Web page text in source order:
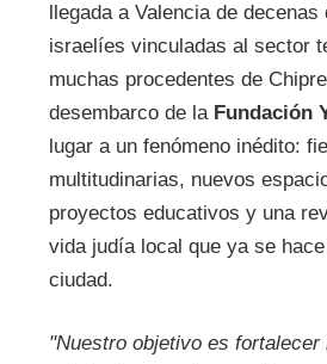
llegada a Valencia de decenas
israelíes vinculadas al sector
muchas procedentes de
desembarco de la Fundación
lugar a un fenómeno inédito:
multitudinarias, nuevos
proyectos educativos y una
vida judía local que ya se
ciudad.
"Nuestro objetivo es fortalecer